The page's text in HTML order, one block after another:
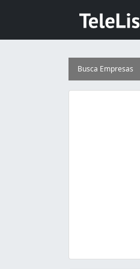
Busca Empresas